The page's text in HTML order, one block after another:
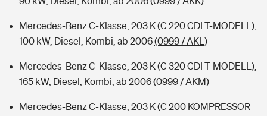
Mercedes-Benz C-Klasse, 203 K (C 220 CDI T-MODELL),
100 kW, Diesel, Kombi, ab 2006(0999 / AKL)
Mercedes-Benz C-Klasse, 203 K (C 320 CDI T-MODELL),
165 kW, Diesel, Kombi, ab 2006(0999 / AKM)
Mercedes-Benz C-Klasse, 203 K (C 200 KOMPRESSOR